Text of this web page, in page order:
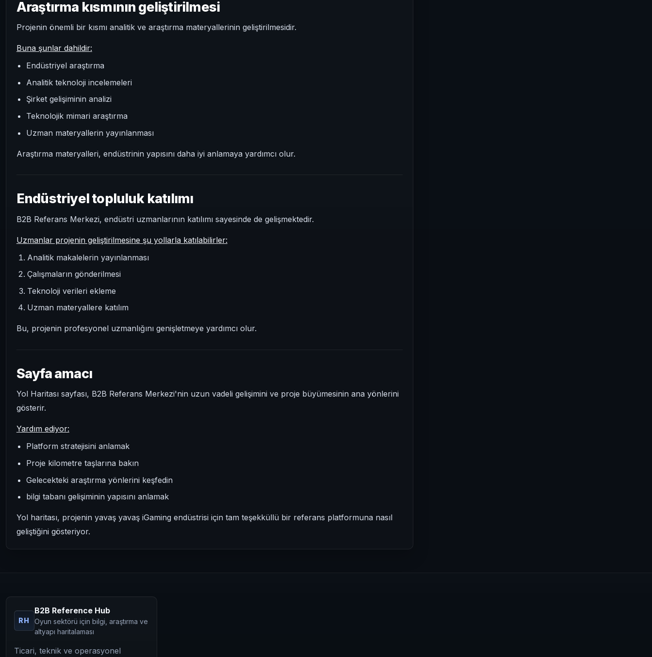
Araştırma kısmının geliştirilmesi
Projenin önemli bir kısmı analitik ve araştırma materyallerinin geliştirilmesidir.
Buna şunlar dahildir:
Endüstriyel araştırma
Analitik teknoloji incelemeleri
Şirket gelişiminin analizi
Teknolojik mimari araştırma
Uzman materyallerin yayınlanması
Araştırma materyalleri, endüstrinin yapısını daha iyi anlamaya yardımcı olur.
Endüstriyel topluluk katılımı
B2B Referans Merkezi, endüstri uzmanlarının katılımı sayesinde de gelişmektedir.
Uzmanlar projenin geliştirilmesine şu yollarla katılabilirler:
Analitik makalelerin yayınlanması
Çalışmaların gönderilmesi
Teknoloji verileri ekleme
Uzman materyallere katılım
Bu, projenin profesyonel uzmanlığını genişletmeye yardımcı olur.
Sayfa amacı
Yol Haritası sayfası, B2B Referans Merkezi'nin uzun vadeli gelişimini ve proje büyümesinin ana yönlerini
gösterir.
Yardım ediyor:
Platform stratejisini anlamak
Proje kilometre taşlarına bakın
Gelecekteki araştırma yönlerini keşfedin
bilgi tabanı gelişiminin yapısını anlamak
Yol haritası, projenin yavaş yavaş iGaming endüstrisi için tam teşekküllü bir referans platformuna nasıl
geliştiğini gösteriyor.
RH
B2B Reference Hub
Oyun sektörü için bilgi, araştırma ve
altyapı haritalaması
Ticari, teknik ve operasyonel